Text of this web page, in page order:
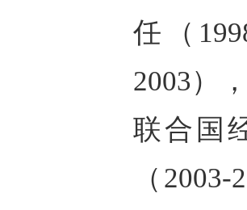
任（
2003）
联合国
（ 2003-